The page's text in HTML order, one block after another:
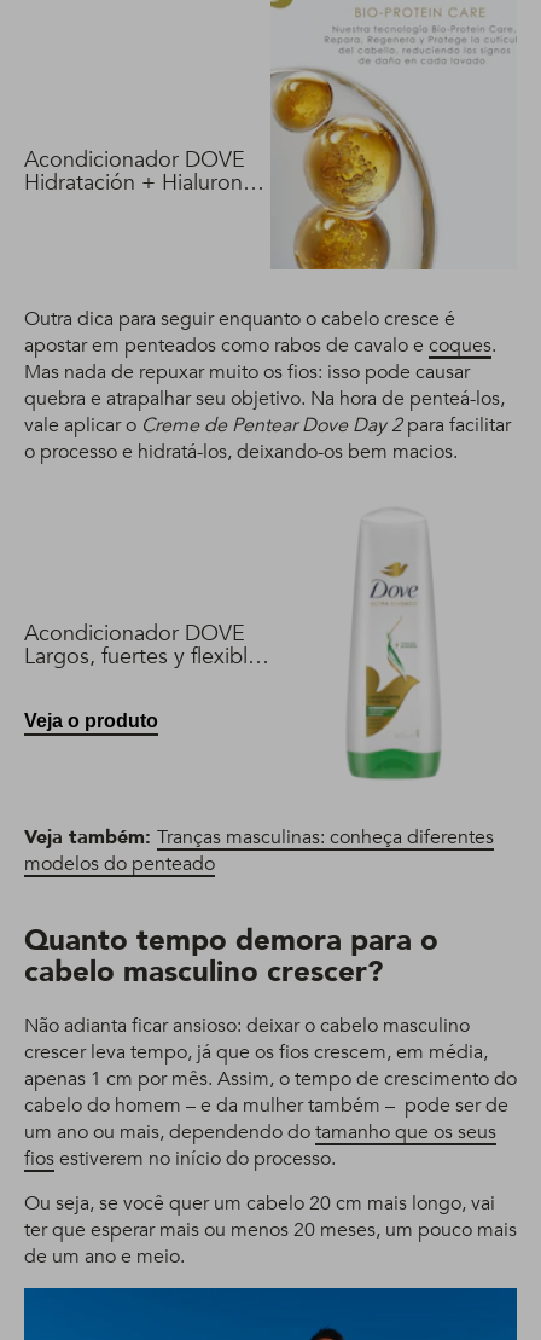
Acondicionador DOVE
Hidratación + Hialuron
Outra dica para seguir enquanto o cabelo cresce é
apostar em penteados como rabos de cavalo e coques.
Mas nada de repuxar muito os fios: isso pode causar
quebra e atrapalhar seu objetivo. Na hora de penteá-los,
vale aplicar o Creme de Pentear Dove Day 2para facilitar
o processo e hidratá-los, deixando-os bem macios.
Acondicionador DOVE
Largos, fuertes y flexibles
Veja o produto
Veja também: Tranças masculinas: conheça diferentes
modelos do penteado
Quanto tempo demora para o
cabelo masculino crescer?
Não adianta ficar ansioso: deixar o cabelo masculino
crescer leva tempo, já que os fios crescem, em média,
apenas 1 cm por mês. Assim, o tempo de crescimento do
cabelo do homem – e da mulher também – pode ser de
um ano ou mais, dependendo dotamanho que os seus
fiosestiverem no início do processo.
Ou seja, se você quer um cabelo 20 cm mais longo, vai
ter que esperar mais ou menos 20 meses, um pouco mais
de um ano e meio.